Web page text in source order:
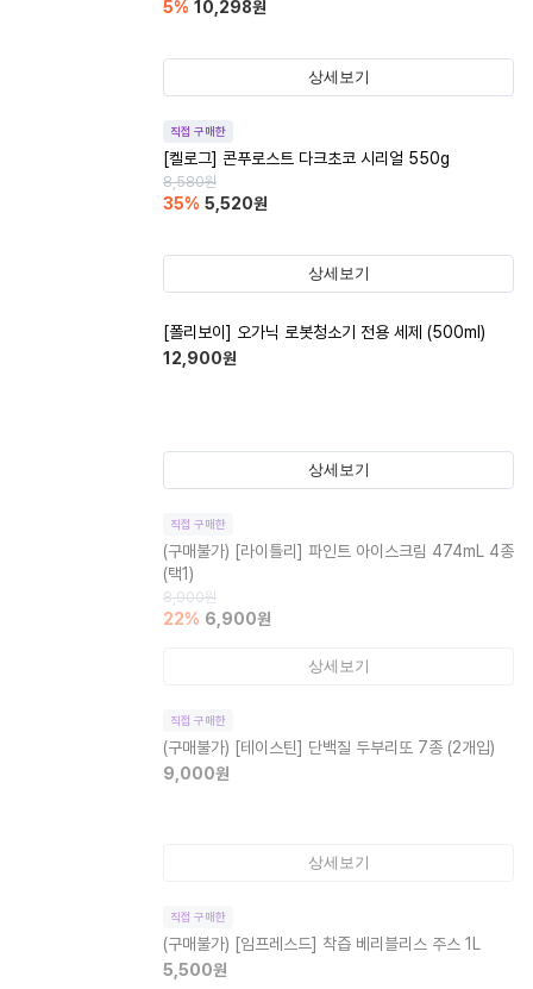
5% 10,298원
상세보기
직접 구매한
[켈로그] 콘푸로스트 다크초코 시리얼 550g
8,580원
35% 5,520원
상세보기
[폴리보이] 오가닉 로봇청소기 전용 세제 (500ml)
12,900원
상세보기
직접 구매한
(구매불가) [라이틀리] 파인트 아이스크림 474mL 4종
(택1)
8,900원
22% 6,900원
상세보기
직접 구매한
(구매불가) [테이스틴] 단백질 두부리또 7종 (2개입)
9,000원
상세보기
직접 구매한
(구매불가) [임프레스드] 착즙 베리블리스 주스 1L
5,500원